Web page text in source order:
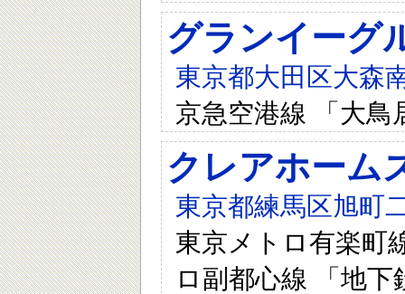
グランイーグ
東京都大田区大森
京急空港線 「大鳥
クレアホーム
東京都練馬区旭町
東京メトロ有楽町
ロ副都心線 「地